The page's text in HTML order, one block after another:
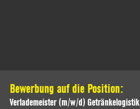
Bewerbung auf die Position:
Verlademeister (m/w/d) Getränkelogistik